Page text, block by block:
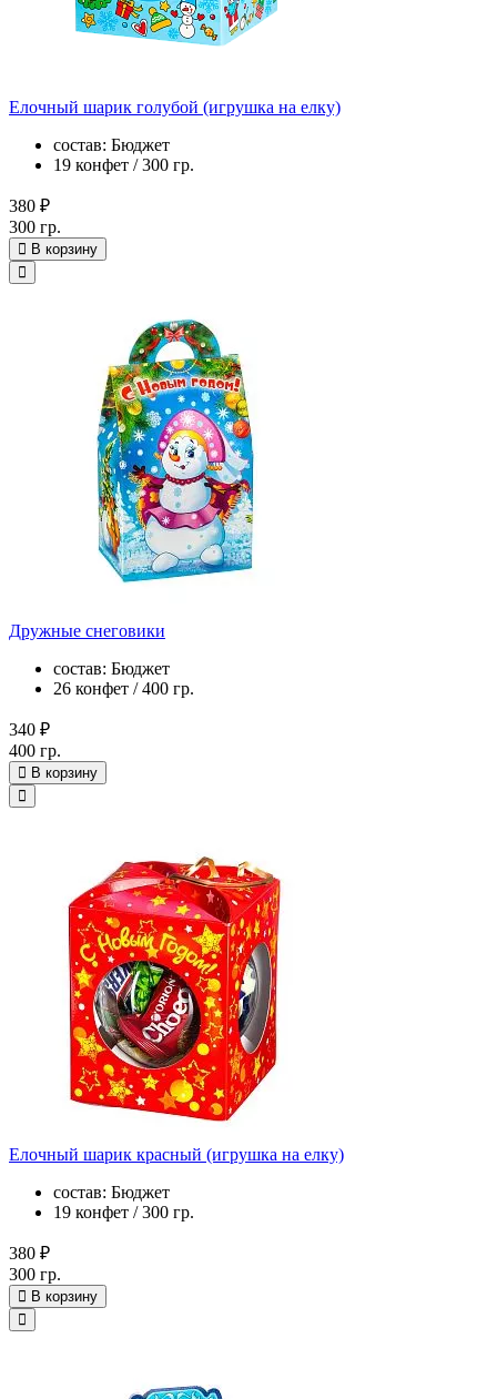
Елочный шарик голубой (игрушка на елку)
состав: Бюджет
19 конфет / 300 гр.
380 ₽
300 гр.
В корзину
Дружные снеговики
состав: Бюджет
26 конфет / 400 гр.
340 ₽
400 гр.
В корзину
Елочный шарик красный (игрушка на елку)
состав: Бюджет
19 конфет / 300 гр.
380 ₽
300 гр.
В корзину